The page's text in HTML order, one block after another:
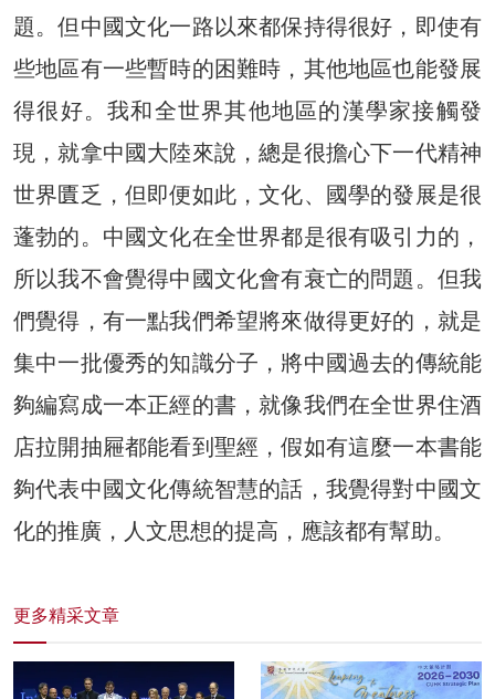
題。但中國文化一路以來都保持得很好，即使有
些地區有一些暫時的困難時，其他地區也能發展
得很好。我和全世界其他地區的漢學家接觸發
現，就拿中國大陸來說，總是很擔心下一代精神
世界匱乏，但即便如此，文化、國學的發展是很
蓬勃的。中國文化在全世界都是很有吸引力的，
所以我不會覺得中國文化會有衰亡的問題。但我
們覺得，有一點我們希望將來做得更好的，就是
集中一批優秀的知識分子，將中國過去的傳統能
夠編寫成一本正經的書，就像我們在全世界住酒
店拉開抽屜都能看到聖經，假如有這麼一本書能
夠代表中國文化傳統智慧的話，我覺得對中國文
化的推廣，人文思想的提高，應該都有幫助。
更多精采文章